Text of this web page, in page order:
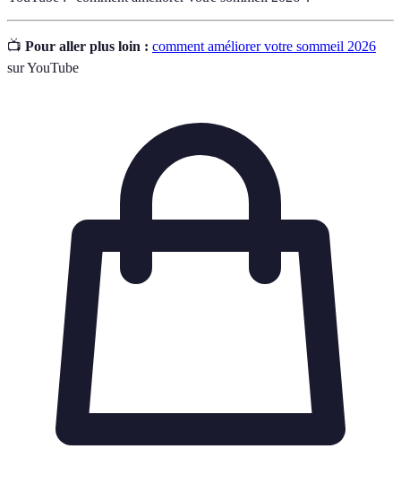
📺 Pour aller plus loin : comment améliorer votre sommeil 2026
sur YouTube